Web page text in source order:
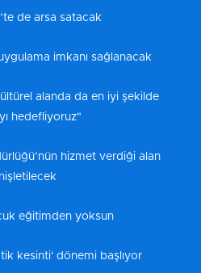
de arsa satacak
imkanı sağlanacak
alanda da en iyi şekilde
hedefliyoruz"
hizmet verdiği alan
eğitimden yoksun
kesinti' dönemi başlıyor